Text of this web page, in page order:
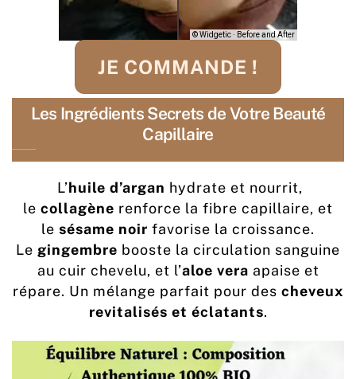
JE COMMANDE !
Les Ingrédients Secrets de Votre Beauté
Capillaire
L’huile d’argan hydrate et nourrit,
le collagène renforce la fibre capillaire, et
le sésame noir favorise la croissance.
Le gingembre booste la circulation sanguine
au cuir chevelu, et l’aloe vera apaise et
répare. Un mélange parfait pour des cheveux
revitalisés et éclatants.